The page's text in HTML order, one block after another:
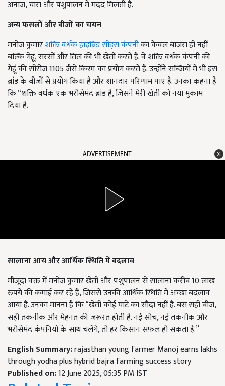
अनाज, चारा और पशुपालन में मदद मिलती है.
अन्य फसलों और बीजों का चयन
मनोज कुमारशक्ति वर्धक हाइब्रिड सीड्स कंपनीका केवल बाजरा ही नहीं
बल्कि गेहूं, सरसों और तिल की भी खेती करते हैं. वे शक्ति वर्धक कंपनी की
गेहूं की सीरीज 1105 जैसे किस्म का प्रयोग करते हैं. उन्होंने सब्जियों में भी इस
ब्रांड के बीजों से प्रयोग किया है और शानदार परिणाम पाए हैं. उनका कहना है
कि “शक्ति वर्धक एक भरोसेमंद ब्रांड है, जिसने मेरी खेती को नया मुकाम
दिया है.
ADVERTISEMENT
सालाना आय और आर्थिक स्थिति में बदलाव
मौजूदा वक्त में मनोज कुमार खेती और पशुपालन से सालाना करीब 10 लाख
रुपये की कमाई कर रहे हैं, जिससे उनकी आर्थिक स्थिति में अच्छा बदलाव
आया है. उनका मानना है कि “खेती कोई घाटे का सौदा नहीं है. बस सही बीज,
सही तकनीक और मेहनत की जरूरत होती है. नई सोच, नई तकनीक और
भरोसेमंद कंपनियों के साथ चलेंगे, तो हर किसान सफल हो सकता है.”
English Summary:rajasthan young farmer Manoj earns lakhs
through yodha plus hybrid bajra farming success story
Published on:12 June 2025, 05:35 PM IST